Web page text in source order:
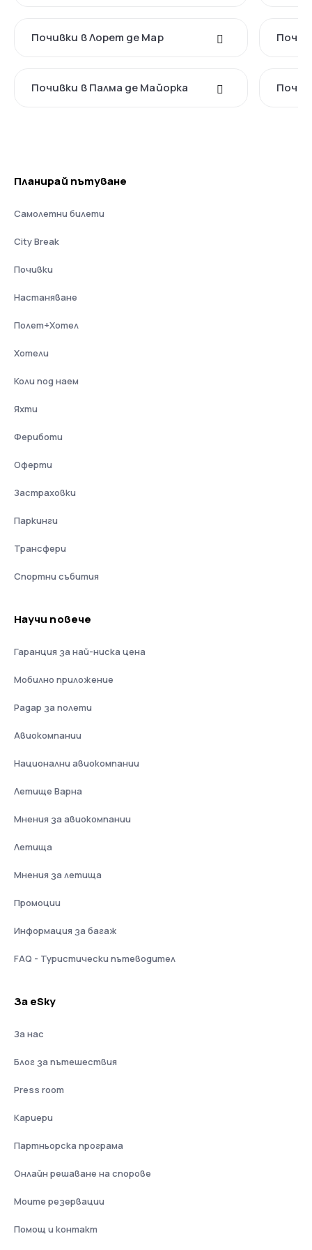
Почивки в Лорет де Мар
Почивки в Палма де Майорка
Планирай пътуване
Самолетни билети
City Break
Почивки
Настаняване
Полет+Хотел
Хотели
Коли под наем
Яхти
Фериботи
Оферти
Застраховки
Паркинги
Трансфери
Спортни събития
Научи повече
Гаранция за най-ниска цена
Мобилно приложение
Радар за полети
Авиокомпании
Национални авиокомпании
Летище Варна
Мнения за авиокомпании
Летища
Мнения за летища
Промоции
Информация за багаж
FAQ - Туристически пътеводител
За eSky
За нас
Блог за пътешествия
Press room
Кариери
Партньорска програма
Онлайн решаване на спорове
Моите резервации
Помощ и контакт